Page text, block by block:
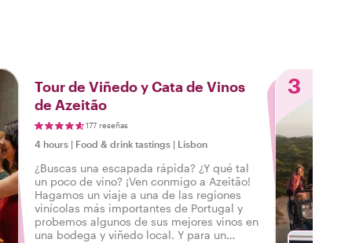
Tour de Viñedo y Cata de Vinos
de Azeitão
177 reseñas
4 hours | Food & drink tastings | Lisbon
¿Buscas una escapada rápida? ¿Y qué tal
un poco de vino? ¡Ven conmigo a Azeitão!
Hagamos un viaje a una de las regiones
vinícolas más importantes de Portugal y
probemos algunos de sus mejores vinos en
una bodega y viñedo local. Y para un
3